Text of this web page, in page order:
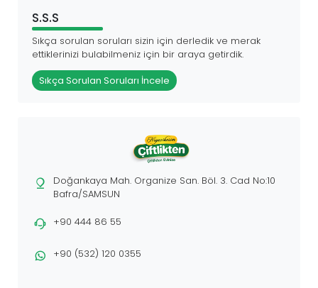
S.S.S
Sıkça sorulan soruları sizin için derledik ve merak
ettiklerinizi bulabilmeniz için bir araya getirdik.
Sıkça Sorulan Soruları İncele
Doğankaya Mah. Organize San. Böl. 3. Cad No:10
Bafra/SAMSUN
+90 444 86 55
+90 (532) 120 0355